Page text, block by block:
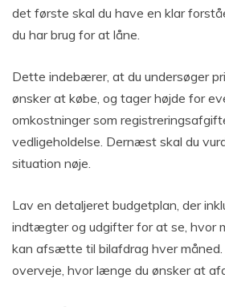
det første skal du have en klar
du har brug for at låne.
Dette indebærer, at du undersøger
ønsker at købe, og tager højde for
omkostninger som
vedligeholdelse. Dernæst skal du
situation nøje.
Lav en detaljeret budgetplan, der
indtægter og udgifter for at se, hvor
kan afsætte til bilafdrag hver
overveje, hvor længe du ønsker at